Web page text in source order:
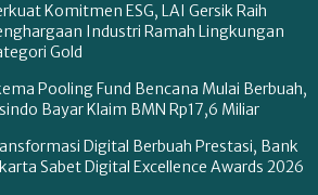
Komitmen ESG, LAI Gersik Raih
Industri Ramah Lingkungan
Gold
Pooling Fund Bencana Mulai Berbuah,
Bayar Klaim BMN Rp17,6 Miliar
Digital Berbuah Prestasi, Bank
Sabet Digital Excellence Awards 2026